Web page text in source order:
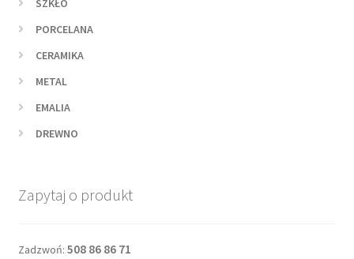
SZKŁO
PORCELANA
CERAMIKA
METAL
EMALIA
DREWNO
Zapytaj o produkt
Zadzwoń: 508 86 86 71